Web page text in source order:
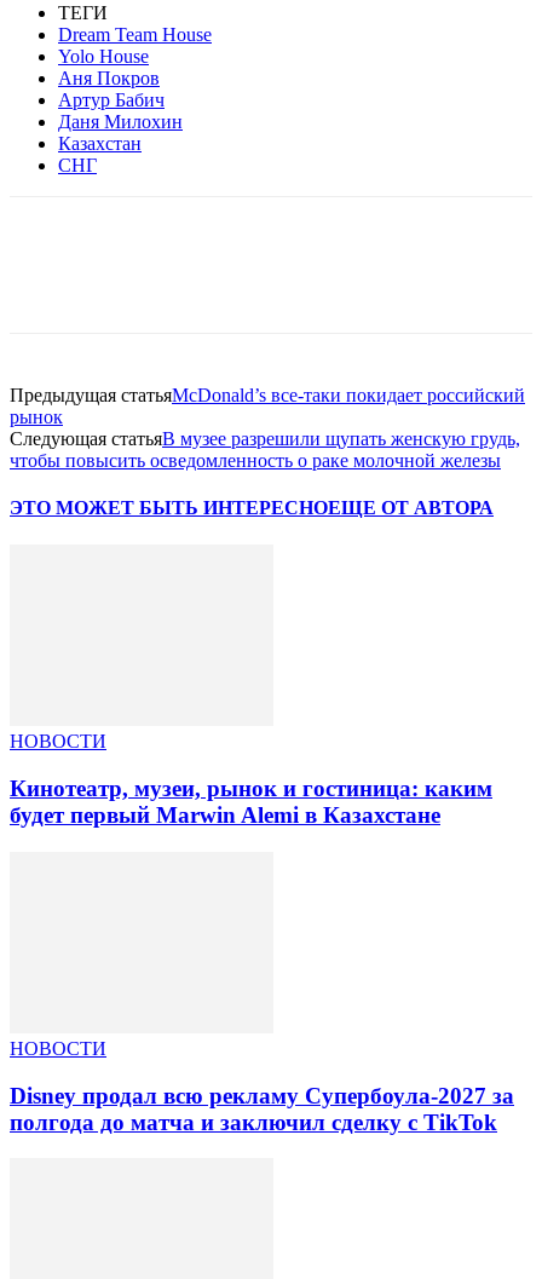
ТЕГИ
Dream Team House
Yolo House
Аня Покров
Артур Бабич
Даня Милохин
Казахстан
СНГ
Предыдущая статьяMcDonald’s все-таки покидает российский
рынок
Следующая статьяВ музее разрешили щупать женскую грудь,
чтобы повысить осведомленность о раке молочной железы
ЭТО МОЖЕТ БЫТЬ ИНТЕРЕСНОЕЩЕ ОТ АВТОРА
НОВОСТИ
Кинотеатр, музеи, рынок и гостиница: каким
будет первый Marwin Alemi в Казахстане
НОВОСТИ
Disney продал всю рекламу Супербоула-2027 за
полгода до матча и заключил сделку с TikTok